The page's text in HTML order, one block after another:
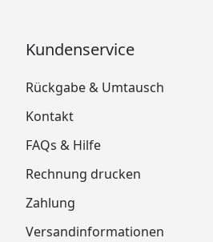
Kundenservice
Rückgabe & Umtausch
Kontakt
FAQs & Hilfe
Rechnung drucken
Zahlung
Versandinformationen